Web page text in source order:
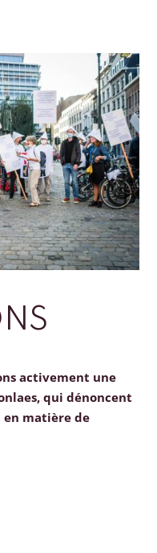
activement une
qui dénoncent
matière de